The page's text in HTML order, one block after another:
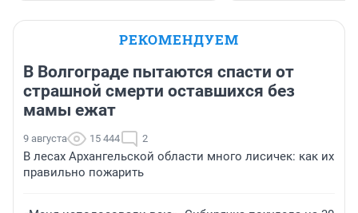
РЕКОМЕНДУЕМ
В Волгограде пытаются спасти от
страшной смерти оставшихся без
мамы ежат
9 августа 15 444 2
В лесах Архангельской области много лисичек: как их
правильно пожарить